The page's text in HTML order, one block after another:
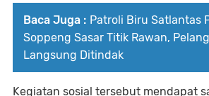
Baca Juga : Patroli Biru Satlantas
Soppeng Sasar Titik Rawan,
Langsung Ditindak
Kegiatan sosial tersebut mendapat